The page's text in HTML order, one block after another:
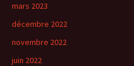
e
:
mars 2023
décembre 2022
novembre 2022
juin 2022